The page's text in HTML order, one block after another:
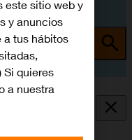
este sitio web y
y anuncios
a tus hábitos
quieres
a nuestra